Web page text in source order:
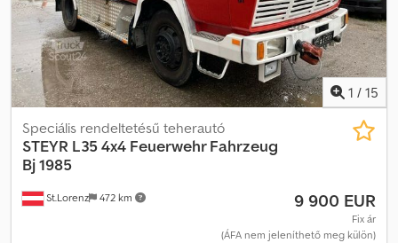
1 / 15
St.Lorenz 472 km
Speciális rendeltetésű teherautó
STEYR L35 4x4 Feuerwehr Fahrzeug
Bj 1985
9 900 EUR
Fix ár
(ÁFA nem jeleníthető meg külön)